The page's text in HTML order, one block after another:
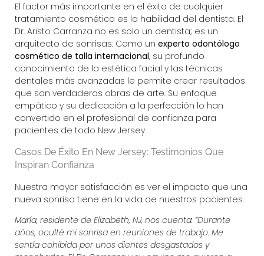
El factor más importante en el éxito de cualquier
tratamiento cosmético es la habilidad del dentista. El
Dr. Aristo Carranza no es solo un dentista; es un
arquitecto de sonrisas. Como un experto odontólogo
cosmético de talla internacional, su profundo
conocimiento de la estética facial y las técnicas
dentales más avanzadas le permite crear resultados
que son verdaderas obras de arte. Su enfoque
empático y su dedicación a la perfección lo han
convertido en el profesional de confianza para
pacientes de todo New Jersey.
Casos De Éxito En New Jersey: Testimonios Que
Inspiran Confianza
Nuestra mayor satisfacción es ver el impacto que una
nueva sonrisa tiene en la vida de nuestros pacientes.
María, residente de Elizabeth, NJ, nos cuenta: “Durante
años, oculté mi sonrisa en reuniones de trabajo. Me
sentía cohibida por unos dientes desgastados y